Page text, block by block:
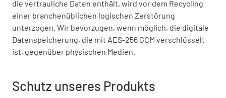
die vertrauliche Daten enthält, wird vor dem Recycling
einer branchenüblichen logischen Zerstörung
unterzogen. Wir bevorzugen, wenn möglich, die digitale
Datenspeicherung, die mit AES-256 GCM verschlüsselt
ist, gegenüber physischen Medien.
Schutz unseres Produkts